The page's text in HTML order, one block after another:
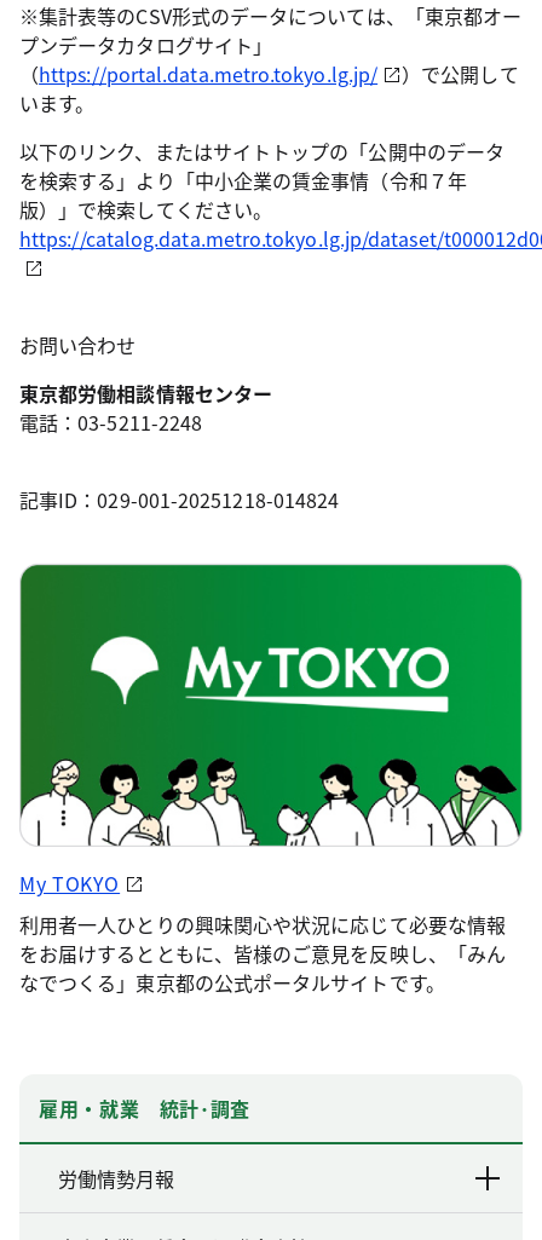
※集計表等のCSV形式のデータについては、「東京都オー
プンデータカタログサイト」
（https://portal.data.metro.tokyo.lg.jp/
）で公開して
います。
以下のリンク、またはサイトトップの「公開中のデータ
を検索する」より「中小企業の賃金事情（令和７年
版）」で検索してください。
https://catalog.data.metro.tokyo.lg.jp/dataset/
お問い合わせ
東京都労働相談情報センター
電話：03-5211-2248
記事ID：029-001-20251218-014824
My TOKYO
利用者一人ひとりの興味関心や状況に応じて必要な情報
をお届けするとともに、皆様のご意見を反映し、「みん
なでつくる」東京都の公式ポータルサイトです。
雇用・就業 統計･調査
労働情勢月報